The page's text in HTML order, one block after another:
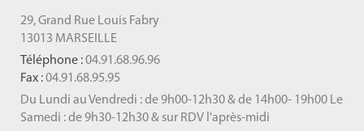
29, Grand Rue Louis Fabry
13013 MARSEILLE
Téléphone :04.91.68.96.96
Fax :04.91.68.95.95
Du Lundi au Vendredi : de 9h00-12h30 & de 14h00- 19h00 Le
Samedi : de 9h30-12h30 & sur RDV l'après-midi